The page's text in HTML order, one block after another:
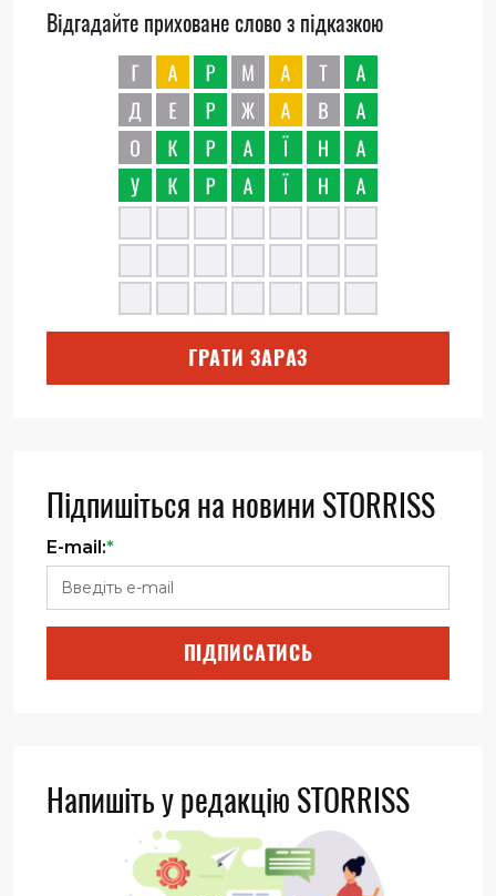
Відгадайте приховане слово з підказкою
ГРАТИ ЗАРАЗ
Підпишіться на новини STORRISS
E-mail:*
ПІДПИСАТИСЬ
Напишіть у редакцію STORRISS